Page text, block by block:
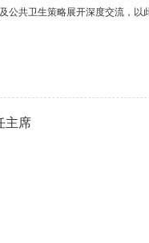
共卫生策略展开深度交流，以
主席